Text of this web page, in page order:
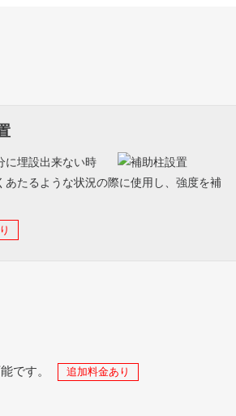
に埋設出来ない時
あたるような状況の際に使用し、強度を補
です。 追加料金あり